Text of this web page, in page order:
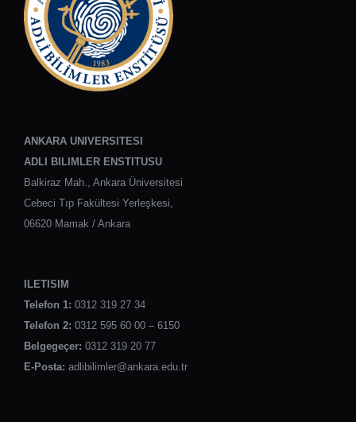
ANKARA UNIVERSITESI
ADLI BILIMLER ENSTITUSU
Balkiraz Mah., Ankara Üniversitesi
Cebeci Tıp Fakültesi Yerleşkesi,
06620 Mamak / Ankara
ILETISIM
Telefon 1: 0312 319 27 34
Telefon 2: 0312 595 60 00 – 6150
Belgegeçer: 0312 319 20 77
E-Posta: adlibilimler@ankara.edu.tr